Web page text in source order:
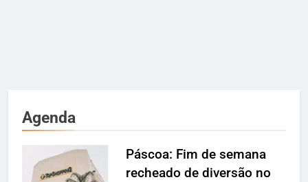
Agenda
Páscoa: Fim de semana
recheado de diversão no